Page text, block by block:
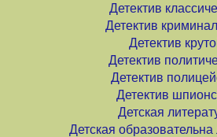
Детектив
Детектив
Детектив
Детектив
Детектив
Детектив
Детская
Детская образовательна